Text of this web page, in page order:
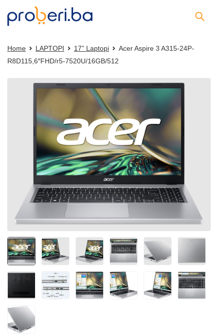
Home LAPTOPI 17” Laptopi
Acer Aspire 3 A315-24P-
R8D115,6″FHD/r5-7520U/16GB/512